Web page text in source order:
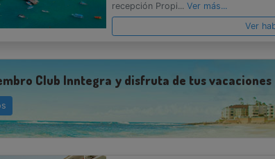
recepción Propi... Ver más...
Ver
Club Inntegra y disfruta de tus vacaciones